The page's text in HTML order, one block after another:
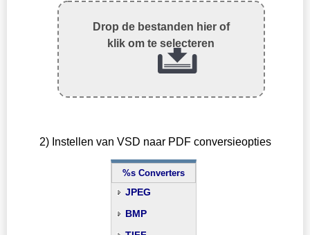
Drop de bestanden hier of
klik om te selecteren
2) Instellen van VSD naar PDF conversieopties
%s Converters
JPEG
BMP